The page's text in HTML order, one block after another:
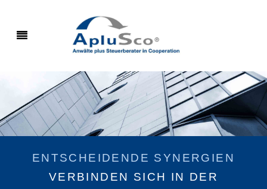
ENTSCHEIDENDE SYNERGIEN
VERBINDEN SICH IN DER